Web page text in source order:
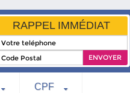
RAPPEL IMMÉDIAT
CPF